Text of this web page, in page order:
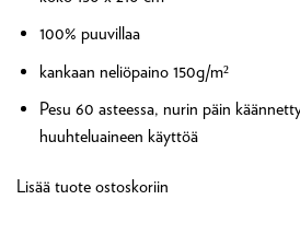
100% puuvillaa
kankaan neliöpaino 150g/m²
Pesu 60 asteessa, nurin päin
huuhteluaineen käyttöä
Lisää tuote ostoskoriin